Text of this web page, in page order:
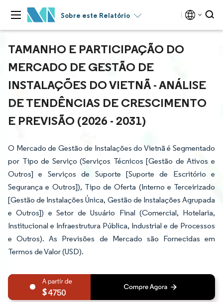
Sobre este Relatório
TAMANHO E PARTICIPAÇÃO DO
MERCADO DE GESTÃO DE
INSTALAÇÕES DO VIETNÃ - ANÁLISE
DE TENDÊNCIAS DE CRESCIMENTO
E PREVISÃO (2026 - 2031)
O Mercado de Gestão de Instalações do Vietnã é Segmentado
por Tipo de Serviço (Serviços Técnicos [Gestão de Ativos e
Outros] e Serviços de Suporte [Suporte de Escritório e
Segurança e Outros]), Tipo de Oferta (Interno e Terceirizado
[Gestão de Instalações Única, Gestão de Instalações Agrupada
e Outros]) e Setor de Usuário Final (Comercial, Hotelaria,
Institucional e Infraestrutura Pública, Industrial e de Processos
e Outros). As Previsões de Mercado são Fornecidas em
Termos de Valor (USD).
4750